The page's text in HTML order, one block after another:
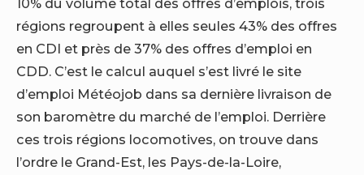
régions regroupent à elles seules 43% des offres
en CDI et près de 37% des offres d’emploi en
CDD. C’est le calcul auquel s’est livré le site
d’emploi Météojob dans sa dernière livraison de
son baromètre du marché de l’emploi. Derrière
ces trois régions locomotives, on trouve dans
l’ordre le Grand-Est, les Pays-de-la-Loire,